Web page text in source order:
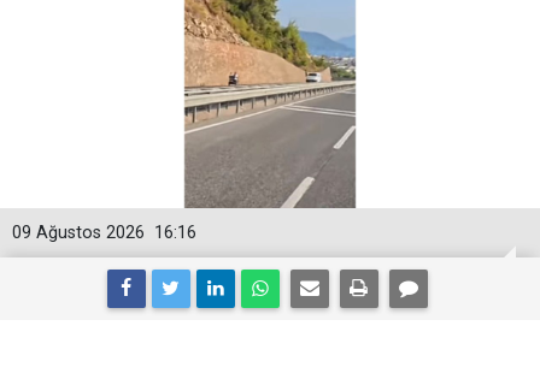
16:16
09 Ağustos 2026